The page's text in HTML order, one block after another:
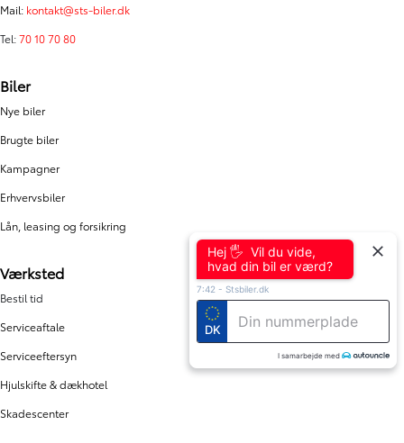
Mail: kontakt@sts-biler.dk
Tel:70 10 70 80
Biler
Nye biler
Brugte biler
Kampagner
Erhvervsbiler
Lån, leasing og forsikring
Værksted
Bestil tid
Serviceaftale
Serviceeftersyn
Hjulskifte & dækhotel
Skadescenter
Hej 🖐 Vil du vide,
hvad din bil er værd?
7:42 - Stsbiler.dk
DK
I samarbejde med